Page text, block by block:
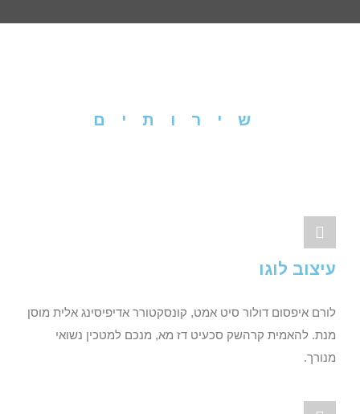
שירותים
עיצוב לוגו
לורם איפסום דולור סיט אמט, קונסקטורר אדיפיסינג אלית מוסן
מנת. להאמית קרהשק סכעיט דז מא, מנכם למטכין נשואי
מנורך.